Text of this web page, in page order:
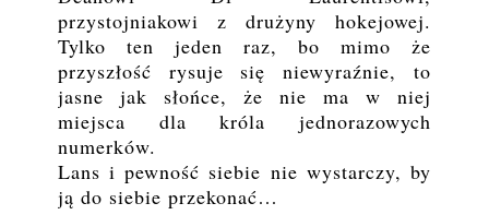
przystojniakowi z drużyny hokejowej.
Tylko ten jeden raz, bo mimo że
przyszłość rysuje się niewyraźnie, to
jasne jak słońce, że nie ma w niej
miejsca dla króla jednorazowych
numerków.
Lans i pewność siebie nie wystarczy, by
ją do siebie przekonać…